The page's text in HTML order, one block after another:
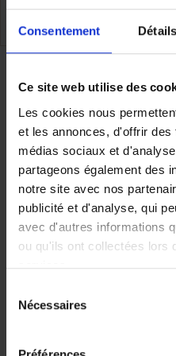
Consentement Détails
Ce site web utilise des
Les cookies nous
et les annonces, d'offrir
médias sociaux et
partageons également des
notre site avec nos
publicité et d'analyse, qui
avec d'autres informations
ou qu'ils ont collectées lors
services.
Nécessaires
Faites nous
envies
Chez Makila